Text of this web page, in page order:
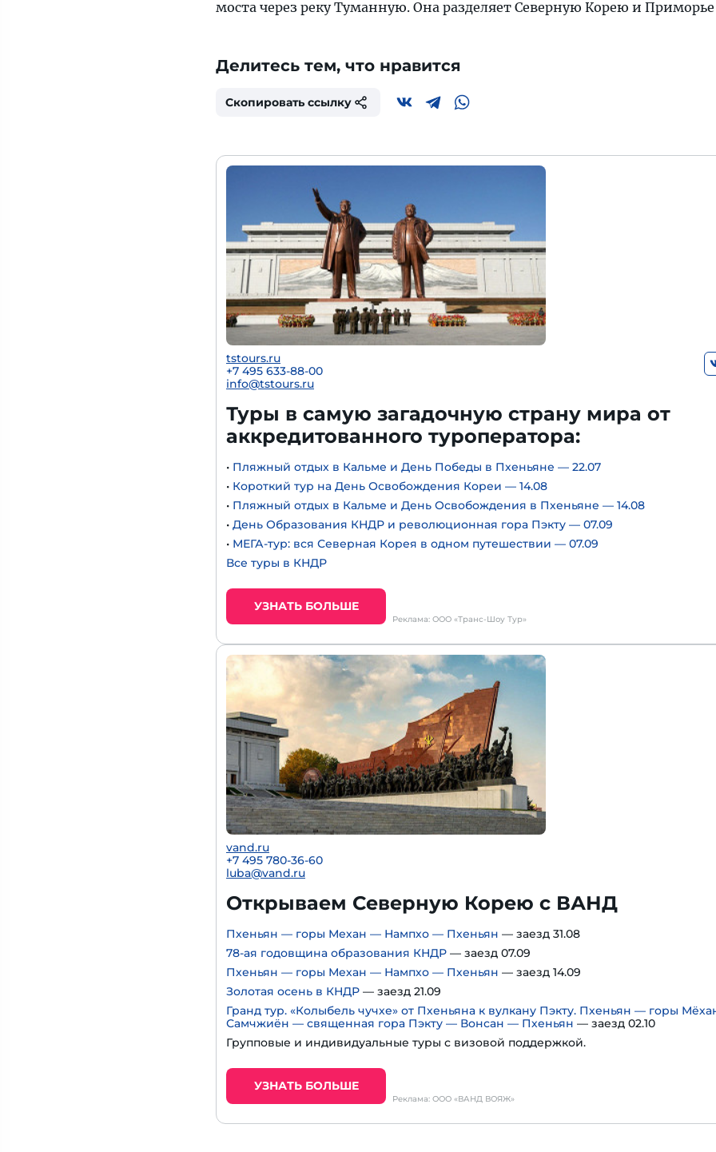
моста через реку Туманную. Она разделяет Северную Корею и
Делитесь тем, что нравится
Скопировать ссылку
tstours.ru
+7 495 633-88-00
info@tstours.ru
Туры в самую загадочную страну мира от
аккредитованного туроператора:
• Пляжный отдых в Кальме и День Победы в Пхеньяне — 22.07
• Короткий тур на День Освобождения Кореи — 14.08
• Пляжный отдых в Кальме и День Освобождения в Пхеньяне — 14.08
• День Образования КНДР и революционная гора Пэкту — 07.09
• МЕГА-тур: вся Северная Корея в одном путешествии — 07.09
Все туры в КНДР
УЗНАТЬ БОЛЬШЕ
Реклама: ООО «Транс-Шоу Тур»
vand.ru
+7 495 780-36-60
luba@vand.ru
Открываем Северную Корею с ВАНД
Пхеньян — горы Механ — Нампхо — Пхеньян — заезд 31.08
78-ая годовщина образования КНДР — заезд 07.09
Пхеньян — горы Механ — Нампхо — Пхеньян — заезд 14.09
Золотая осень в КНДР — заезд 21.09
Гранд тур. «Колыбель чучхе» от Пхеньяна к вулкану Пэкту. Пхеньян — горы
Самчжиён — священная гора Пэкту — Вонсан — Пхеньян — заезд 02.10
Групповые и индивидуальные туры с визовой поддержкой.
УЗНАТЬ БОЛЬШЕ
Реклама: ООО «ВАНД ВОЯЖ»